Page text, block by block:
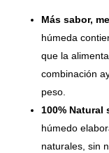
Más sabor,
húmeda
que la
combinación
peso.
100% Natural
húmedo
naturales, sin